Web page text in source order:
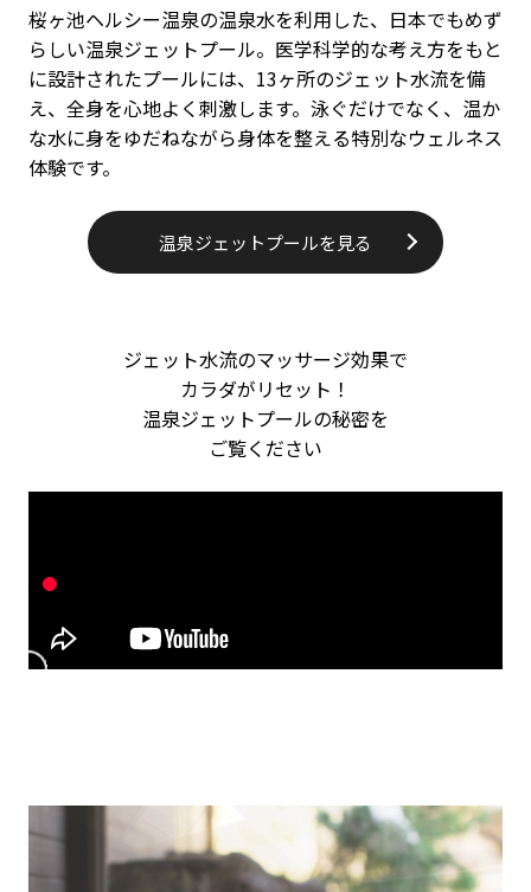
桜ヶ池ヘルシー温泉の温泉水を利用した、日本でもめず
らしい温泉ジェットプール。医学科学的な考え方をもと
に設計されたプールには、13ヶ所のジェット水流を備
え、全身を心地よく刺激します。泳ぐだけでなく、温か
な水に身をゆだねながら身体を整える特別なウェルネス
体験です。
温泉ジェットプールを見る
ジェット水流のマッサージ効果で
カラダがリセット！
温泉ジェットプールの秘密を
ご覧ください